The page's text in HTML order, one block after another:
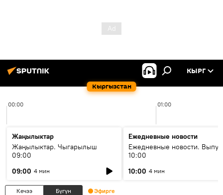
Кыргызстан
КЫРГ
00:00 01:00
Жаңылыктар
Жаңылыктар. Чыгарылыш
09:00
09:00 4 мин
Ежедневные новости
Ежедневные новости.
10:00
10:00 4 мин
Кечээ Бүгүн Эфирге